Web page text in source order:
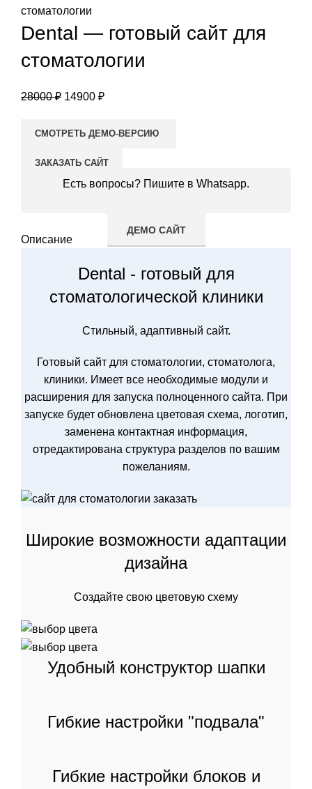
стоматологии
Dental — готовый сайт для
стоматологии
28000₽ 14900 ₽
СМОТРЕТЬ ДЕМО-ВЕРСИЮ
ЗАКАЗАТЬ САЙТ
Есть вопросы? Пишите в Whatsapp.
ОПИСАНИЕ
Описание
Dental - готовый для
стоматологической клиники
Стильный, адаптивный сайт.
Готовый сайт для стоматологии, стоматолога,
клиники. Имеет все необходимые модули и
расширения для запуска полноценного сайта. При
запуске будет обновлена цветовая схема, логотип,
заменена контактная информация,
отредактирована структура разделов по вашим
пожеланиям.
Широкие возможности адаптации
дизайна
Создайте свою цветовую схему
Удобный конструктор шапки
Гибкие настройки "подвала"
Гибкие настройки блоков и
ДЕМО САЙТ